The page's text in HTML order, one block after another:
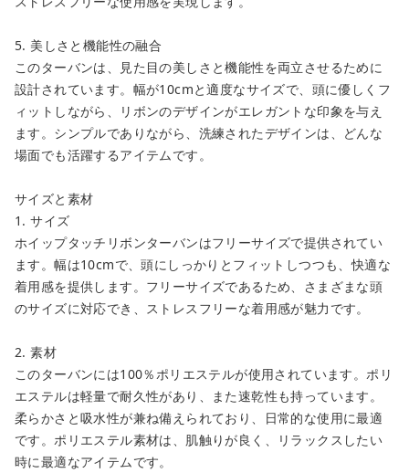
5. 美しさと機能性の融合
このターバンは、見た目の美しさと機能性を両立させるために
設計されています。幅が10cmと適度なサイズで、頭に優しくフ
ィットしながら、リボンのデザインがエレガントな印象を与え
ます。シンプルでありながら、洗練されたデザインは、どんな
場面でも活躍するアイテムです。
サイズと素材
1. サイズ
ホイップタッチリボンターバンはフリーサイズで提供されてい
ます。幅は10cmで、頭にしっかりとフィットしつつも、快適な
着用感を提供します。フリーサイズであるため、さまざまな頭
のサイズに対応でき、ストレスフリーな着用感が魅力です。
2. 素材
このターバンには100％ポリエステルが使用されています。ポリ
エステルは軽量で耐久性があり、また速乾性も持っています。
柔らかさと吸水性が兼ね備えられており、日常的な使用に最適
です。ポリエステル素材は、肌触りが良く、リラックスしたい
時に最適なアイテムです。